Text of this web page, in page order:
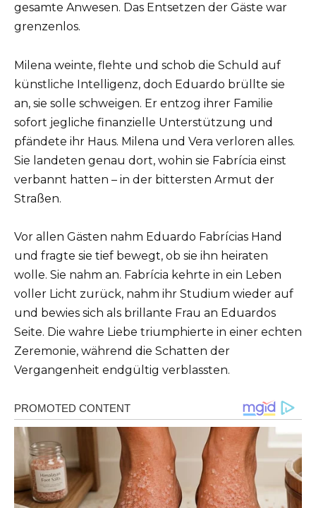
gesamte Anwesen. Das Entsetzen der Gäste war
grenzenlos.
Milena weinte, flehte und schob die Schuld auf
künstliche Intelligenz, doch Eduardo brüllte sie
an, sie solle schweigen. Er entzog ihrer Familie
sofort jegliche finanzielle Unterstützung und
pfändete ihr Haus. Milena und Vera verloren alles.
Sie landeten genau dort, wohin sie Fabrícia einst
verbannt hatten – in der bittersten Armut der
Straßen.
Vor allen Gästen nahm Eduardo Fabrícias Hand
und fragte sie tief bewegt, ob sie ihn heiraten
wolle. Sie nahm an. Fabrícia kehrte in ein Leben
voller Licht zurück, nahm ihr Studium wieder auf
und bewies sich als brillante Frau an Eduardos
Seite. Die wahre Liebe triumphierte in einer echten
Zeremonie, während die Schatten der
Vergangenheit endgültig verblassten.